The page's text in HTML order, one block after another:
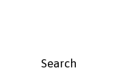
Search